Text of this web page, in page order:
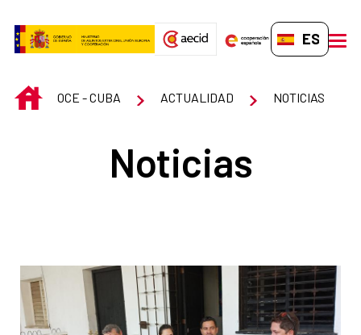
ES-ES
INICIOOCE - CUBA ACTUALIDAD NOTICIAS
Noticias